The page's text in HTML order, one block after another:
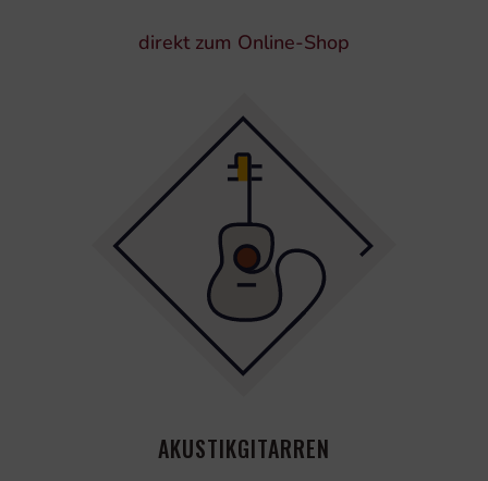
direkt zum Online-Shop
AKUSTIKGITARREN